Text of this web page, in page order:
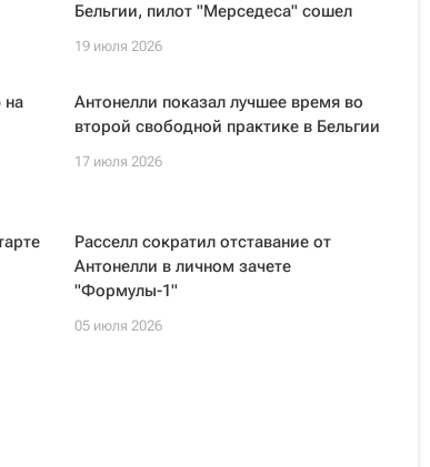
Бельгии, пилот "Мерседеса" сошел
19 июля 2026
на
Антонелли показал лучшее время во
второй свободной практике в Бельгии
17 июля 2026
Расселл сократил отставание от
Антонелли в личном зачете
"Формулы-1"
05 июля 2026